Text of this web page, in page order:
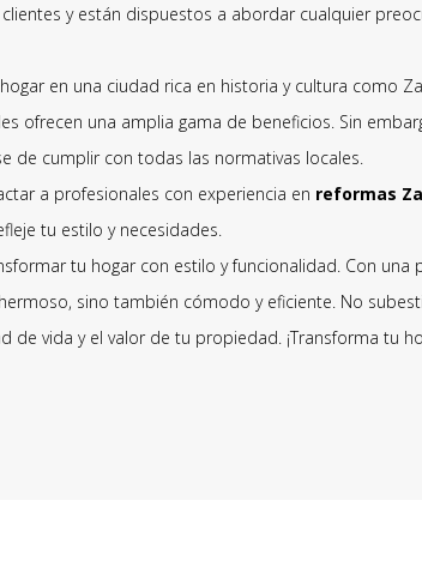
y están dispuestos a abordar cualquier
en una ciudad rica en historia y cultura como
ofrecen una amplia gama de beneficios. Sin
de cumplir con todas las normativas locales.
a profesionales con experiencia en reformas
tu estilo y necesidades.
tu hogar con estilo y funcionalidad. Con una
sino también cómodo y eficiente. No
vida y el valor de tu propiedad. ¡Transforma tu